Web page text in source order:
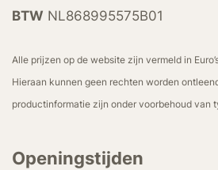
BTW NL868995575B01
Alle prijzen op de website zijn vermeld in
Hieraan kunnen geen rechten worden
productinformatie zijn onder voorbehoud van
Openingstijden